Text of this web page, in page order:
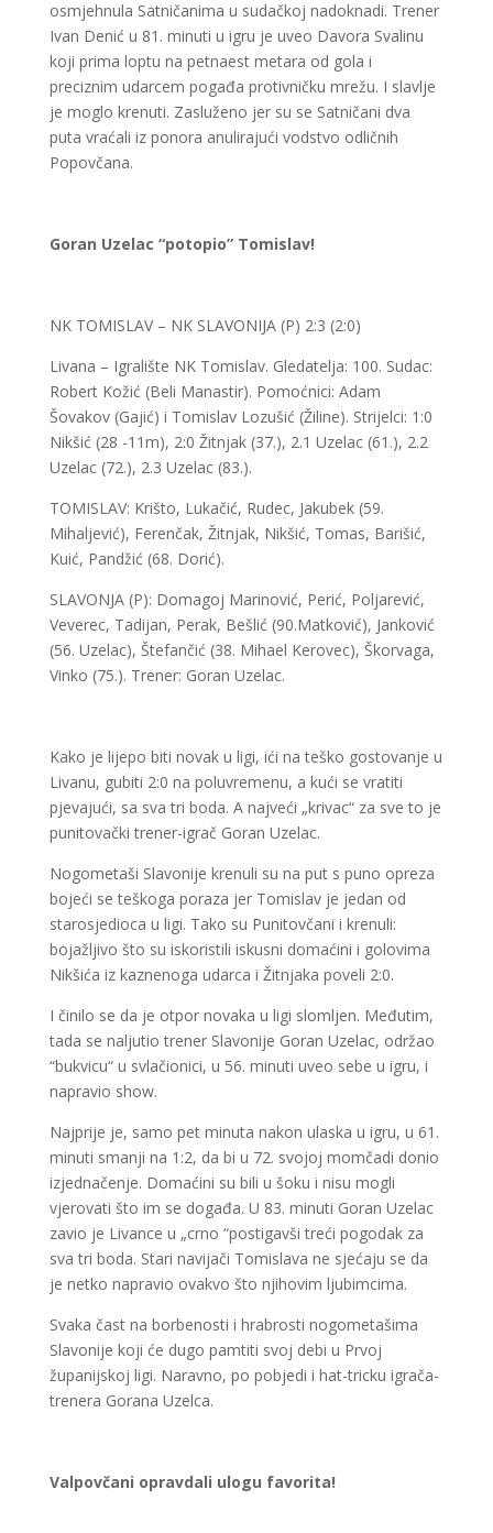
osmjehnula Satničanima u sudačkoj nadoknadi. Trener
Ivan Denić u 81. minuti u igru je uveo Davora Svalinu
koji prima loptu na petnaest metara od gola i
preciznim udarcem pogađa protivničku mrežu. I slavlje
je moglo krenuti. Zasluženo jer su se Satničani dva
puta vraćali iz ponora anulirajući vodstvo odličnih
Popovčana.
Goran Uzelac “potopio” Tomislav!
NK TOMISLAV – NK SLAVONIJA (P) 2:3 (2:0)
Livana – Igralište NK Tomislav. Gledatelja: 100. Sudac:
Robert Kožić (Beli Manastir). Pomoćnici: Adam
Šovakov (Gajić) i Tomislav Lozušić (Žiline). Strijelci: 1:0
Nikšić (28 -11m), 2:0 Žitnjak (37.), 2.1 Uzelac (61.), 2.2
Uzelac (72.), 2.3 Uzelac (83.).
TOMISLAV: Krišto, Lukačić, Rudec, Jakubek (59.
Mihaljević), Ferenčak, Žitnjak, Nikšić, Tomas, Barišić,
Kuić, Pandžić (68. Dorić).
SLAVONJA (P): Domagoj Marinović, Perić, Poljarević,
Veverec, Tadijan, Perak, Bešlić (90.Matković), Janković
(56. Uzelac), Štefančić (38. Mihael Kerovec), Škorvaga,
Vinko (75.). Trener: Goran Uzelac.
Kako je lijepo biti novak u ligi, ići na teško gostovanje u
Livanu, gubiti 2:0 na poluvremenu, a kući se vratiti
pjevajući, sa sva tri boda. A najveći „krivac“ za sve to je
punitovački trener-igrač Goran Uzelac.
Nogometaši Slavonije krenuli su na put s puno opreza
bojeći se teškoga poraza jer Tomislav je jedan od
starosjedioca u ligi. Tako su Punitovčani i krenuli:
bojažljivo što su iskoristili iskusni domaćini i golovima
Nikšića iz kaznenoga udarca i Žitnjaka poveli 2:0.
I činilo se da je otpor novaka u ligi slomljen. Međutim,
tada se naljutio trener Slavonije Goran Uzelac, održao
“bukvicu“ u svlačionici, u 56. minuti uveo sebe u igru, i
napravio show.
Najprije je, samo pet minuta nakon ulaska u igru, u 61.
minuti smanji na 1:2, da bi u 72. svojoj momčadi donio
izjednačenje. Domaćini su bili u šoku i nisu mogli
vjerovati što im se događa. U 83. minuti Goran Uzelac
zavio je Livance u „crno “postigavši treći pogodak za
sva tri boda. Stari navijači Tomislava ne sjećaju se da
je netko napravio ovakvo što njihovim ljubimcima.
Svaka čast na borbenosti i hrabrosti nogometašima
Slavonije koji će dugo pamtiti svoj debi u Prvoj
županijskoj ligi. Naravno, po pobjedi i hat-tricku igrača-
trenera Gorana Uzelca.
Valpovčani opravdali ulogu favorita!